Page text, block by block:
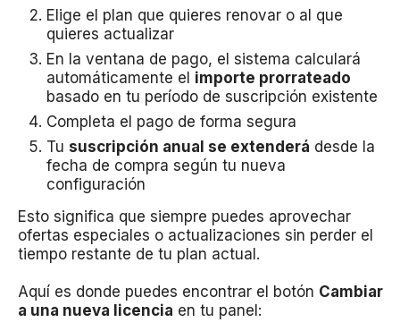
Elige el plan que quieres renovar o al que
quieres actualizar
En la ventana de pago, el sistema calculará
automáticamente el importe prorrateado
basado en tu período de suscripción existente
Completa el pago de forma segura
Tu suscripción anual se extenderá desde la
fecha de compra según tu nueva
configuración
Esto significa que siempre puedes aprovechar
ofertas especiales o actualizaciones sin perder el
tiempo restante de tu plan actual.
Aquí es donde puedes encontrar el botón Cambiar
a una nueva licencia en tu panel: